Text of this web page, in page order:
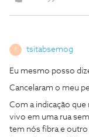
T tsitabsemog
Eu mesmo posso
Cancelaram o meu
Com a indicação que
vivo em uma rua
tem nós fibra e